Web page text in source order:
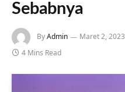
Sebabnya
ByAdmin Maret 2, 2023
4 Mins Read